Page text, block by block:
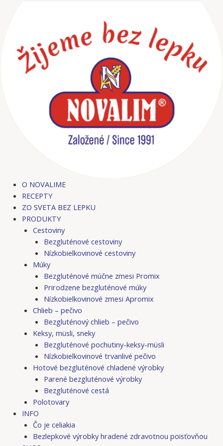
O NOVALIME
RECEPTY
ZO SVETA BEZ LEPKU
PRODUKTY
Cestoviny
Bezgluténové cestoviny
Nízkobielkovinové cestoviny
Múky
Bezgluténové múčne zmesi Promix
Prirodzene bezgluténové múky
Nízkobielkovinové zmesi Apromix
Chlieb – pečivo
Bezgluténový chlieb – pečivo
Keksy, müsli, sneky
Bezgluténové pochutiny-keksy-müsli
Nízkobielkovinové trvanlivé pečivo
Hotové bezgluténové chladené výrobky
Parené bezgluténové výrobky
Bezgluténové cestá
Polotovary
INFO
Čo je celiakia
Bezlepkové výrobky hradené zdravotnou poisťovňou